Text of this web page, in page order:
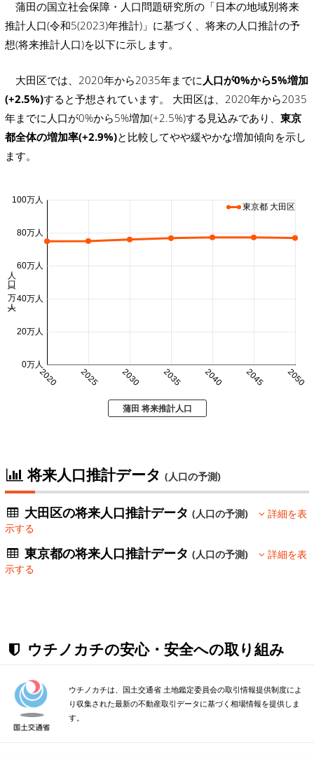
蒲田の国立社会保障・人口問題研究所の「日本の地域別将来
推計人口(令和5(2023)年推計)」に基づく、将来の人口推計の予
想(将来推計人口)を以下に示します。
大田区では、2020年から2035年までに 人口が0%から5%増加
(+2.5%)すると予想されています。 大田区は、2020年から2035
年までに人口が0%から5%増加(+2.5%)する見込みであり、 東京
都全体の増加率(+2.9%)と比較してやや緩やかな増加傾向を示し
ます。
2020 2025 2030 2035 2040 2045 2050
0万人
20万人
40万人
60万人
80万人
100万人
人口 (万人)
東京都 大田区
蒲田 将来推計人口
将来人口推計データ (人口の予測)
大田区の将来人口推計データ(人口の予測)
詳細を表
示する
東京都の将来人口推計データ(人口の予測)
詳細を表
示する
ウチノカチの安心・安全への取り組み
ウチノカチは、国土交通省 土地鑑定委員会の取引情報提供制度によ
り収集された最新の不動産取引データに基づく相場情報を提供しま
す。